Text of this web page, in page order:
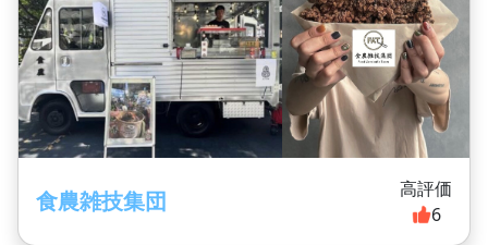
食農雑技集団
高評価
6